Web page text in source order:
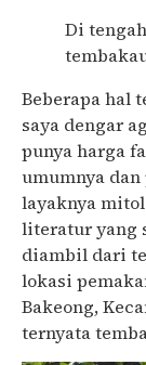
Di
Beberapa hal
saya dengar
punya harga
umumnya
layaknya
literatur yang
diambil dari
lokasi
Bakeong,
ternyata